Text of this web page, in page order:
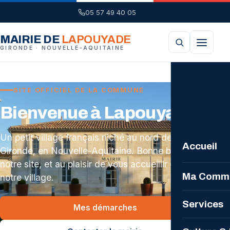
05 57 49 40 05
MAIRIE DE LAPOUYADE
GIRONDE · NOUVELLE-AQUITAINE
Accueil
Ma
La
Services
SITE OFFICIEL DE LA COMMUNE
Bienvenue à Lapouyade
Un petit village français niché au nord de la
Gironde, en Nouvelle-Aquitaine. Bonne balade sur
notre site, et au plaisir de vous accueillir dans
notre village.
Mes démarches